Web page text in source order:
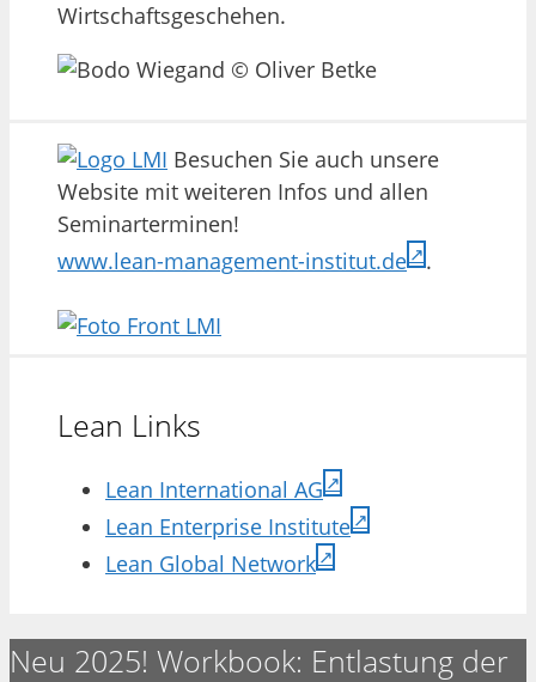
Wirtschaftsgeschehen.
Besuchen Sie auch unsere
Website mit weiteren Infos und allen
Seminarterminen!
www.lean-management-institut.de
.
Lean Links
Lean International AG
Lean Enterprise Institute
Lean Global Network
Neu 2025! Workbook: Entlastung der